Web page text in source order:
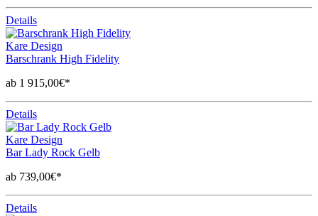
Details
Kare Design
Barschrank High Fidelity
ab 1 915,00€*
Details
Kare Design
Bar Lady Rock Gelb
ab 739,00€*
Details